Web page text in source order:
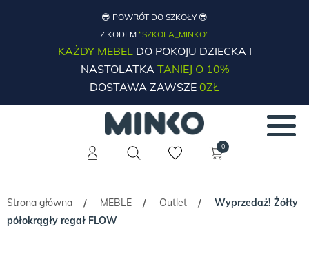
😎 POWRÓT DO SZKOŁY 😎
Z KODEM “SZKOLA_MINKO”
KAŻDY MEBELDO POKOJU DZIECKA I
NASTOLATKATANIEJ O 10%
DOSTAWA ZAWSZE 0ZŁ
0
Strona główna / MEBLE / Outlet /
Wyprzedaż! Żółty
półokrągły regał FLOW